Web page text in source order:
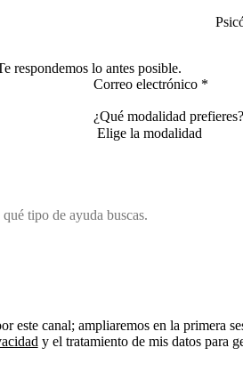
respondemos lo antes posible.
Correo electrónico *
¿Qué modalidad prefieres?
este canal; ampliaremos en la primera
y el tratamiento de mis datos para